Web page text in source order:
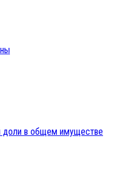
доли в общем имуществе